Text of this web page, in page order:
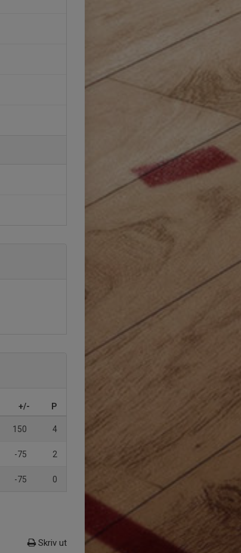
+/- P
150 4
-75 2
-75 0
Skriv ut